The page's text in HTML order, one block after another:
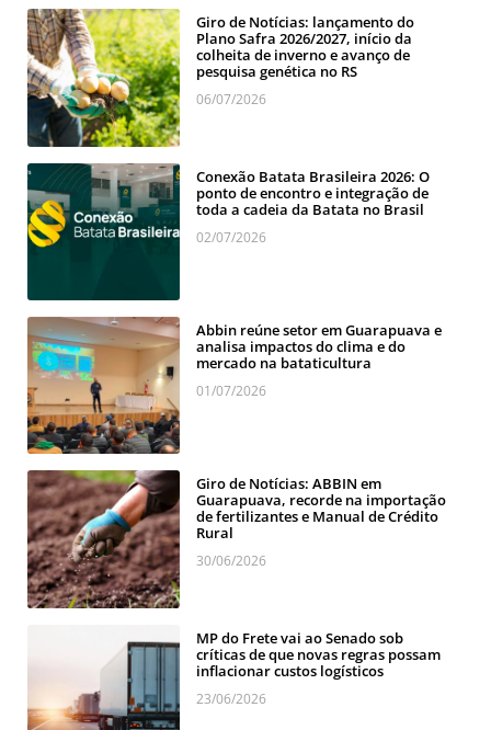
Giro de Notícias: lançamento do
Plano Safra 2026/2027, início da
colheita de inverno e avanço de
pesquisa genética no RS
06/07/2026
Conexão Batata Brasileira 2026: O
ponto de encontro e integração de
toda a cadeia da Batata no Brasil
02/07/2026
Abbin reúne setor em Guarapuava e
analisa impactos do clima e do
mercado na bataticultura
01/07/2026
Giro de Notícias: ABBIN em
Guarapuava, recorde na importação
de fertilizantes e Manual de Crédito
Rural
30/06/2026
MP do Frete vai ao Senado sob
críticas de que novas regras possam
inflacionar custos logísticos
23/06/2026